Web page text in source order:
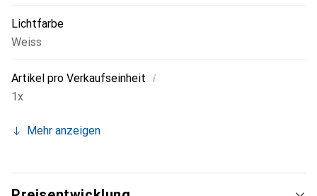
Lichtfarbe
Weiss
Artikel pro Verkaufseinheit i
1x
Mehr anzeigen